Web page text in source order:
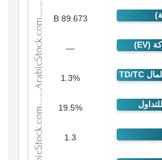
89.673 B
—
1.3%
19.5%
1.3